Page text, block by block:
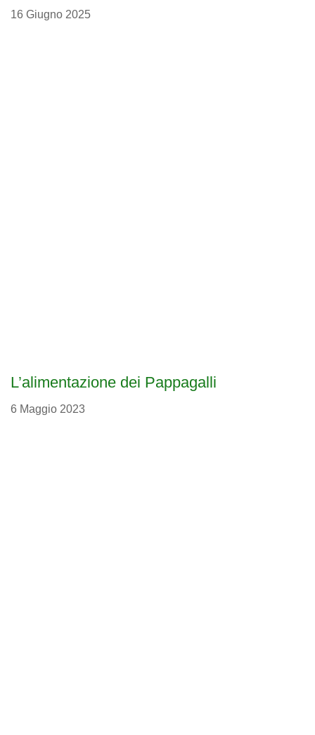
16 Giugno 2025
L’alimentazione dei Pappagalli
6 Maggio 2023